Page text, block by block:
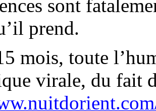
sont
prend.
mois, toute
virale, du fait